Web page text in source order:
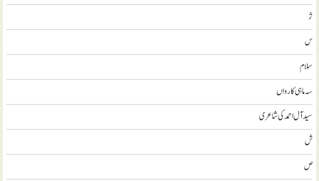
ژ
س
سلام
سہ ماہی کارواں
سيد آل احمد کی شاعری
ش
ص